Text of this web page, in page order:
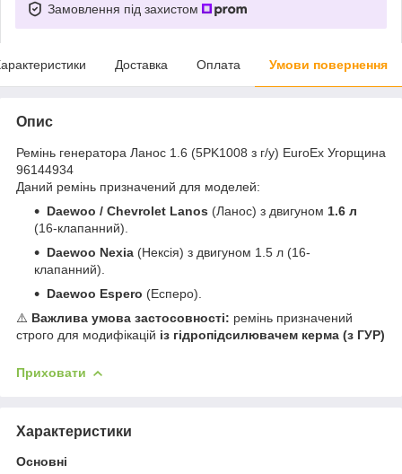
Замовлення під захистом
Доставка Оплата Умови повернення
Опис
Ремінь генератора Ланос 1.6 (5PK1008 з г/у) EuroEx Угорщина
96144934
Даний ремінь призначений для моделей:
Daewoo / Chevrolet Lanos (Ланос) з двигуном 1.6 л
(16-клапанний).
Daewoo Nexia (Нексія) з двигуном 1.5 л (16-
клапанний).
Daewoo Espero (Есперo).
⚠️ Важлива умова застосовності: ремінь призначений
строго для модифікацій із гідропідсилювачем керма (з ГУР)
Приховати
Характеристики
Основні